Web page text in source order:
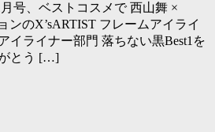
号、ベストコスメで 西山舞 ×
ンのX’sARTIST フレームアイライ
イライナー部門 落ちない黒Best1を
とう […]